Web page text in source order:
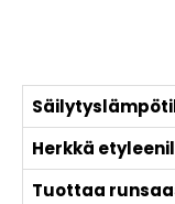
Herkkä
Tuottaa